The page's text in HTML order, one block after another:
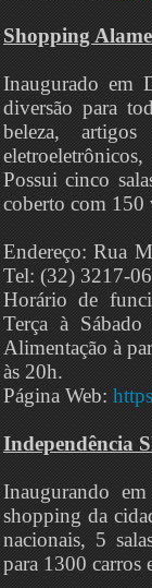
Shopping
Inaugurado em
diversão para
beleza, artigos
Possui cinco
coberto com 150
Endereço: Rua
Tel: (32) 3217-
Horário de
Terça à
Alimentação à
às 20h.
Página Web:
Independência
Inaugurando
shopping da
nacionais, 5
para 1300 carros